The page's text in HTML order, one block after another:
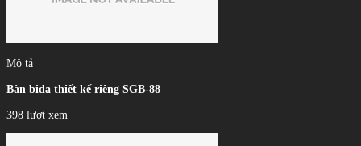
Mô tả
Bàn bida thiết kế riêng SGB-88
398 lượt xem